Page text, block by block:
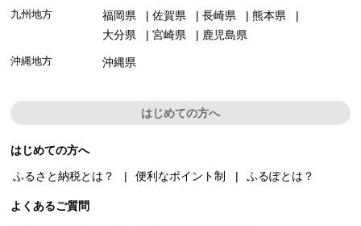
九州地方 福岡県 佐賀県 長崎県
熊本県
大分県
宮崎県 鹿児島県
沖縄地方 沖縄県
はじめての方へ
はじめての方へ
ふるさと納税とは？
便利なポイント制 ふるぽとは？
よくあるご質問